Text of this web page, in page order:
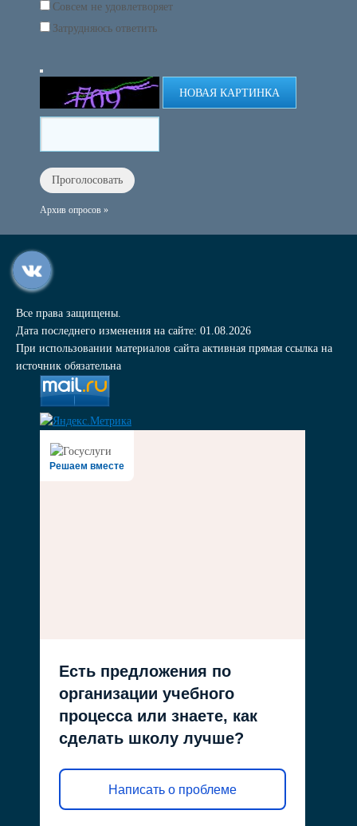
Совсем не удовлетворяет
Затрудняюсь ответить
НОВАЯ КАРТИНКА
Архив опросов »
Все права защищены.
Дата последнего изменения на сайте: 01.08.2026
При использовании материалов сайта активная прямая ссылка на
источник обязательна
Решаем вместе
Есть предложения по
организации учебного
процесса или знаете, как
сделать школу лучше?
Написать о проблеме